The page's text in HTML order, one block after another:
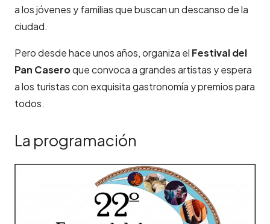
a los jóvenes y familias que buscan un descanso de la
ciudad.
Pero desde hace unos años, organiza el Festival del
Pan Caseroque convoca a grandes artistas y espera
a los turistas con exquisita gastronomía y premios para
todos.
La programación